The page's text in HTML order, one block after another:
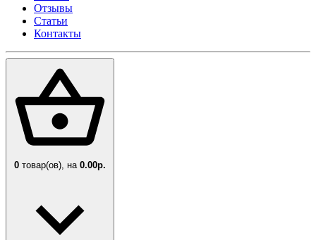
Отзывы
Статьи
Контакты
0 товар(ов), на 0.00р.